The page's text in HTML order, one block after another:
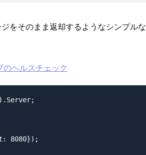
をそのまま返却するようなシンプ
ヘルスチェック
8080});